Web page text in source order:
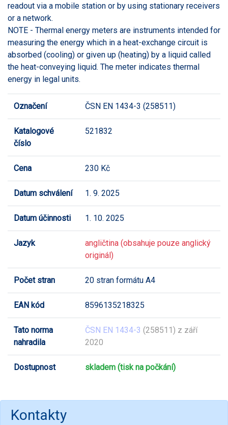
readout via a mobile station or by using stationary receivers
or a network.
NOTE - Thermal energy meters are instruments intended for
measuring the energy which in a heat-exchange circuit is
absorbed (cooling) or given up (heating) by a liquid called
the heat-conveying liquid. The meter indicates thermal
energy in legal units.
Označení ČSN EN 1434-3 (258511)
Katalogové
číslo
521832
Cena 230 Kč
Datum schválení 1. 9. 2025
Datum účinnosti 1. 10. 2025
Jazyk
angličtina (obsahuje pouze anglický
originál)
Počet stran 20 stran formátu A4
EAN kód 8596135218325
Tato norma
nahradila
ČSN EN 1434-3 (258511) z září
2020
Dostupnost skladem (tisk na počkání)
Kontakty